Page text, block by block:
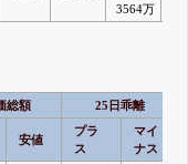
3564万
総額 25日乖離
安値
プラ
ス
マイ
ナス